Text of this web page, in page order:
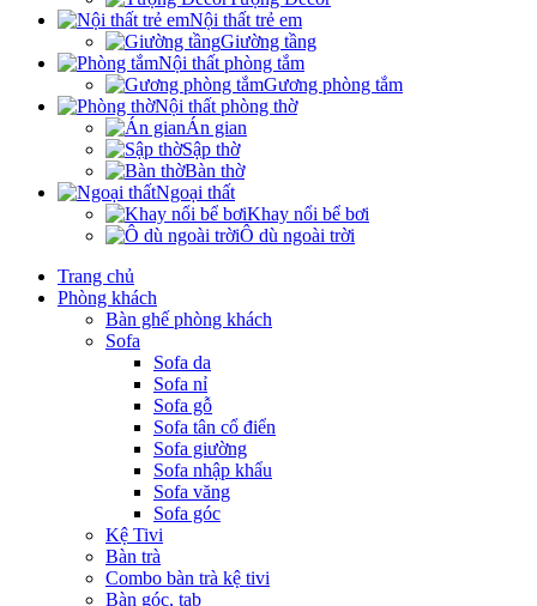
Nội thất trẻ em
Giường tầng
Nội thất phòng tắm
Gương phòng tắm
Nội thất phòng thờ
Án gian
Sập thờ
Bàn thờ
Ngoại thất
Khay nổi bể bơi
Ô dù ngoài trời
Trang chủ
Phòng khách
Bàn ghế phòng khách
Sofa
Sofa da
Sofa nỉ
Sofa gỗ
Sofa tân cổ điển
Sofa giường
Sofa nhập khẩu
Sofa văng
Sofa góc
Kệ Tivi
Bàn trà
Combo bàn trà kệ tivi
Bàn góc, tab